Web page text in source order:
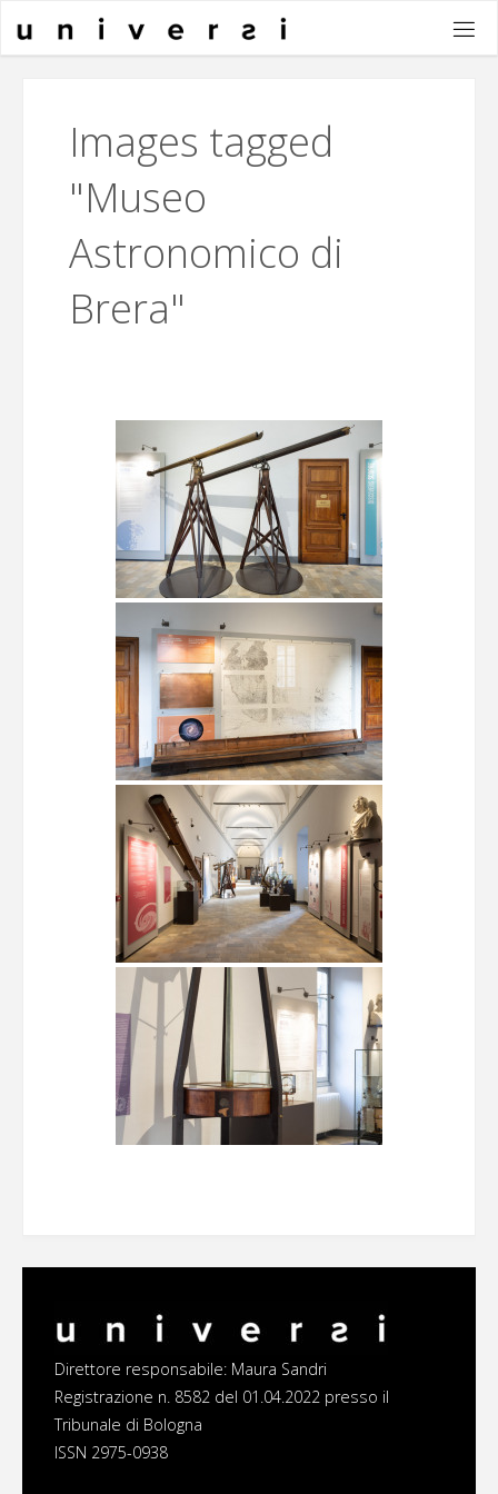
Images tagged
"Museo
Astronomico di
Brera"
Direttore responsabile: Maura Sandri
Registrazione n. 8582 del 01.04.2022 presso il
Tribunale di Bologna
ISSN 2975-0938